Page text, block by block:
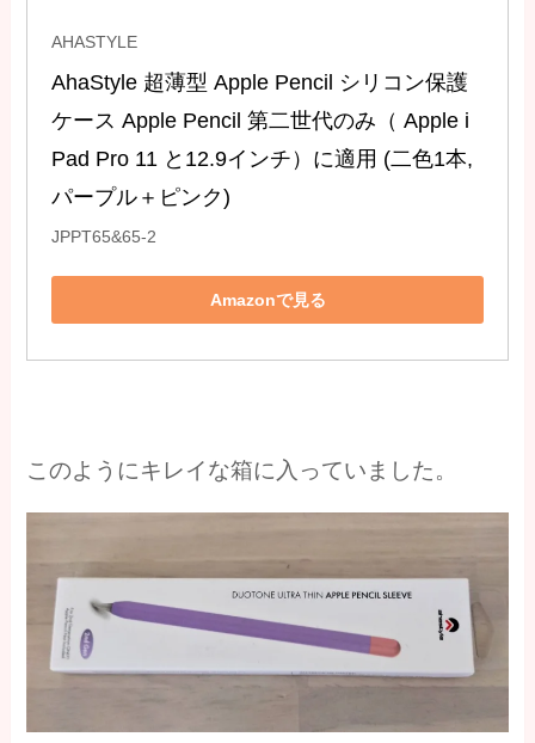
AHASTYLE
AhaStyle 超薄型 Apple Pencil シリコン保護
ケース Apple Pencil 第二世代のみ（ Apple i
Pad Pro 11 と12.9インチ）に適用 (二色1本,
パープル＋ピンク)
JPPT65&65-2
Amazonで見る
このようにキレイな箱に入っていました。